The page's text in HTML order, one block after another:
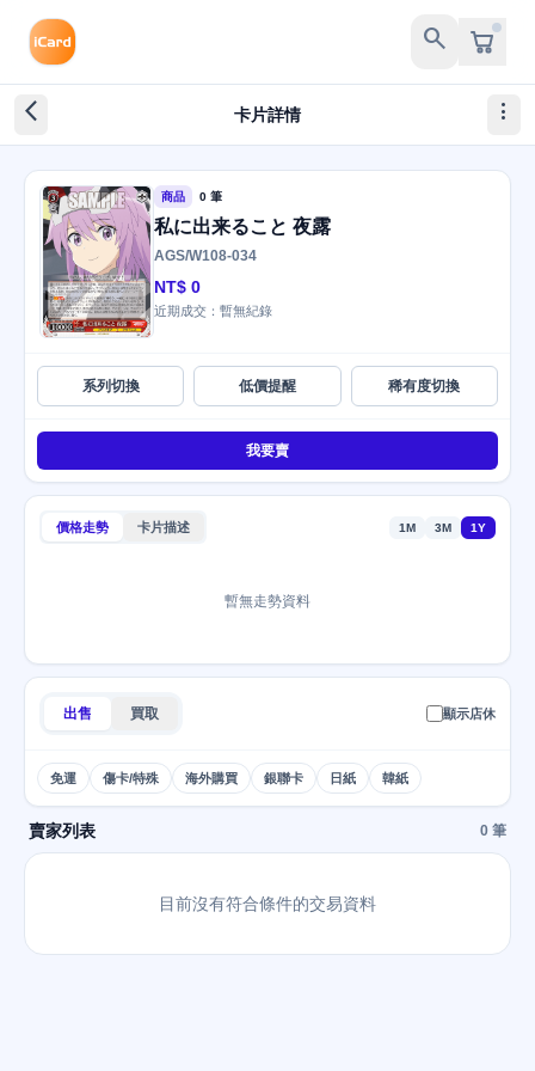
search
arrow_back_ios_new 卡片詳情 more_vert
商品 0 筆
私に出来ること 夜露
AGS/W108-034
NT$ 0
近期成交：暫無紀錄
系列切換 低價提醒 稀有度切換
我要賣
價格走勢 卡片描述 1M 3M 1Y
暫無走勢資料
出售 買取 顯示店休
免運 傷卡/特殊 海外購買 銀聯卡 日紙 韓紙
賣家列表 0 筆
目前沒有符合條件的交易資料